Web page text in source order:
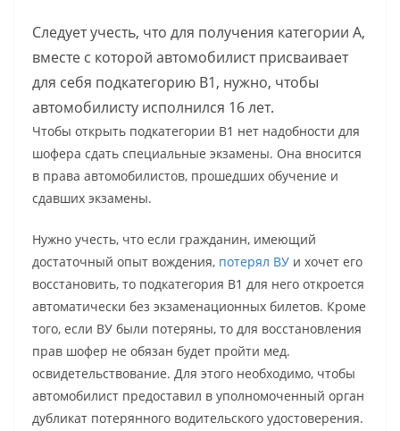
Следует учесть, что для получения категории А,
вместе с которой автомобилист присваивает
для себя подкатегорию В1, нужно, чтобы
автомобилисту исполнился 16 лет.
Чтобы открыть подкатегории В1 нет надобности для
шофера сдать специальные экзамены. Она вносится
в права автомобилистов, прошедших обучение и
сдавших экзамены.
Нужно учесть, что если гражданин, имеющий
достаточный опыт вождения, потерял ВУ и хочет его
восстановить, то подкатегория В1 для него откроется
автоматически без экзаменационных билетов. Кроме
того, если ВУ были потеряны, то для восстановления
прав шофер не обязан будет пройти мед.
освидетельствование. Для этого необходимо, чтобы
автомобилист предоставил в уполномоченный орган
дубликат потерянного водительского удостоверения.